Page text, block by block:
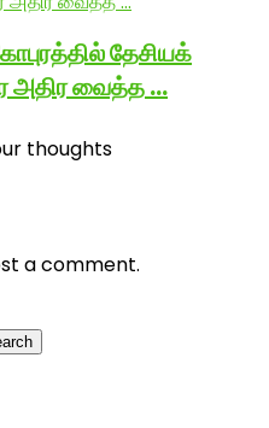
தேசியக்
அதிர வைத்த …
thoughts
a comment.